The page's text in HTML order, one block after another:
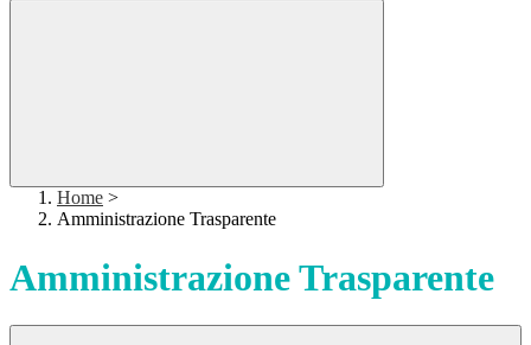
Home >
Amministrazione Trasparente
Amministrazione Trasparente